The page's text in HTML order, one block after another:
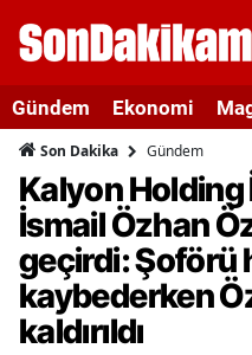
Gündem Ekonomi
Son Dakika Gündem
Kalyon Holding
İsmail Özhan
geçirdi: Şoförü
kaybederken
kaldırıldı